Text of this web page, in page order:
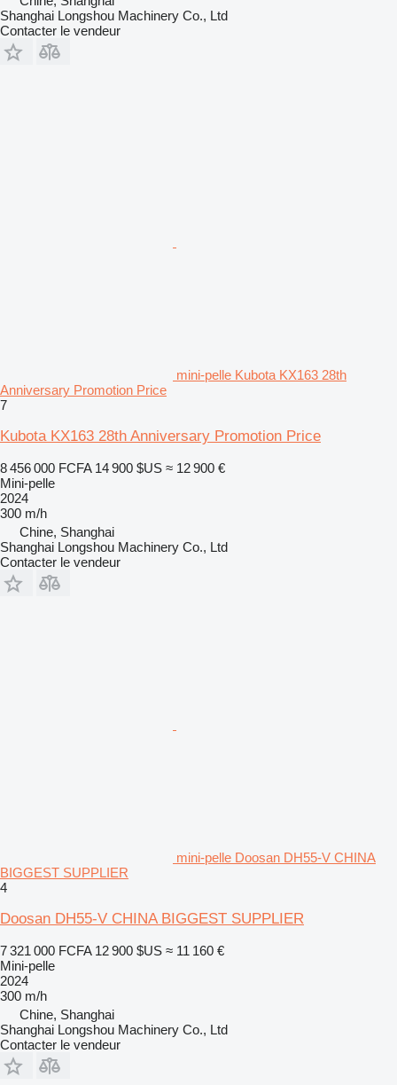
Shanghai Longshou Machinery Co., Ltd
Contacter le vendeur
mini-pelle Kubota KX163 28th
Anniversary Promotion Price
7
Kubota KX163 28th Anniversary Promotion Price
8 456 000 FCFA 14 900 $US ≈ 12 900 €
Mini-pelle
2024
300 m/h
Chine, Shanghai
Shanghai Longshou Machinery Co., Ltd
Contacter le vendeur
mini-pelle Doosan DH55-V CHINA
BIGGEST SUPPLIER
4
Doosan DH55-V CHINA BIGGEST SUPPLIER
7 321 000 FCFA 12 900 $US ≈ 11 160 €
Mini-pelle
2024
300 m/h
Chine, Shanghai
Shanghai Longshou Machinery Co., Ltd
Contacter le vendeur